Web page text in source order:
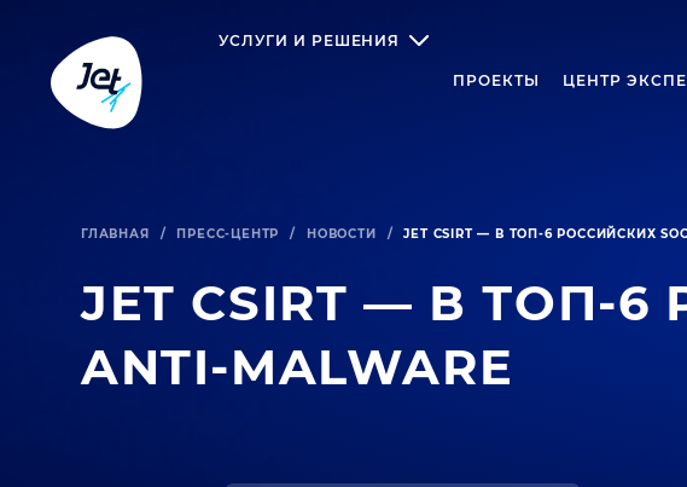
УСЛУГИ И РЕШЕНИЯ
ПРОЕКТЫ ЦЕНТР
ГЛАВНАЯ / ПРЕСС-ЦЕНТР / НОВОСТИ / JET CSIRT — В ТОП-6 РОССИЙСКИХ
JET CSIRT — В ТОП-
ANTI-MALWARE